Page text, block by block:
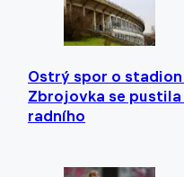
Ostrý spor o stadion
Zbrojovka se pustila
radního